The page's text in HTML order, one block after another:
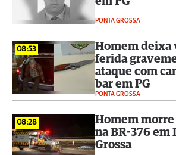
PONTA GROSSA
08:53
Homem deixa
ferida
ataque com
bar em PG
PONTA GROSSA
08:28
Homem
na BR-376 em
Grossa